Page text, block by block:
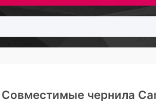
Совместимые чернила